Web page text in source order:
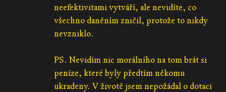
neefektivitami vytváří, ale nevidíte, co
všechno daněním zničil, protože to nikdy
nevzniklo.
PS. Nevidím nic morálního na tom brát si
peníze, které byly předtím někomu
ukradeny. V životě jsem nepožádal o dotaci